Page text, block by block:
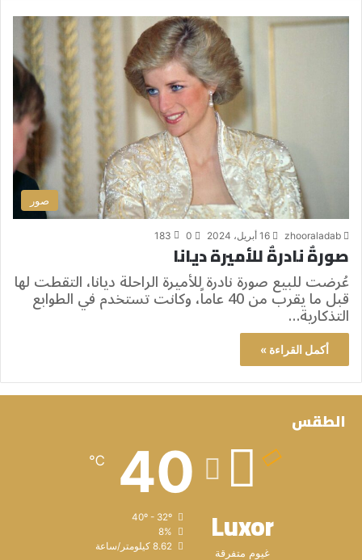
صور
zhooraladab 16 أبريل، 2024 0
183
صورةٌ نادرةٌ للأميرة ديانا
عُرضت للبيع صورة نادرة للأميرة الراحلة ديانا، التقطت لها
قبل ما يقرب من 40 عاماً، وكانت تستخدم في الطوابع
التذكارية…
أكمل القراءة »
الطقس
Luxor
غيوم متفرقة
40
℃
40º - 32º
8%
8.62 كيلومتر/ساعة